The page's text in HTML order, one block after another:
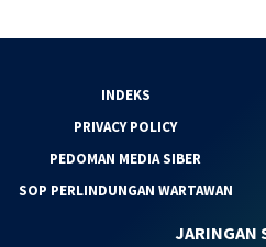
INDEKS
PRIVACY POLICY
PEDOMAN MEDIA SIBER
SOP PERLINDUNGAN WARTAWAN
JARINGAN